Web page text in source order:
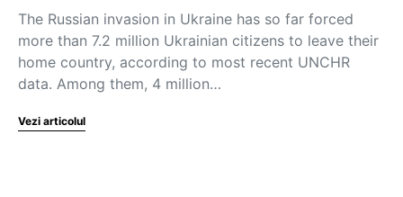
The Russian invasion in Ukraine has so far forced
more than 7.2 million Ukrainian citizens to leave their
home country, according to most recent UNCHR
data. Among them, 4 million…
Vezi articolul